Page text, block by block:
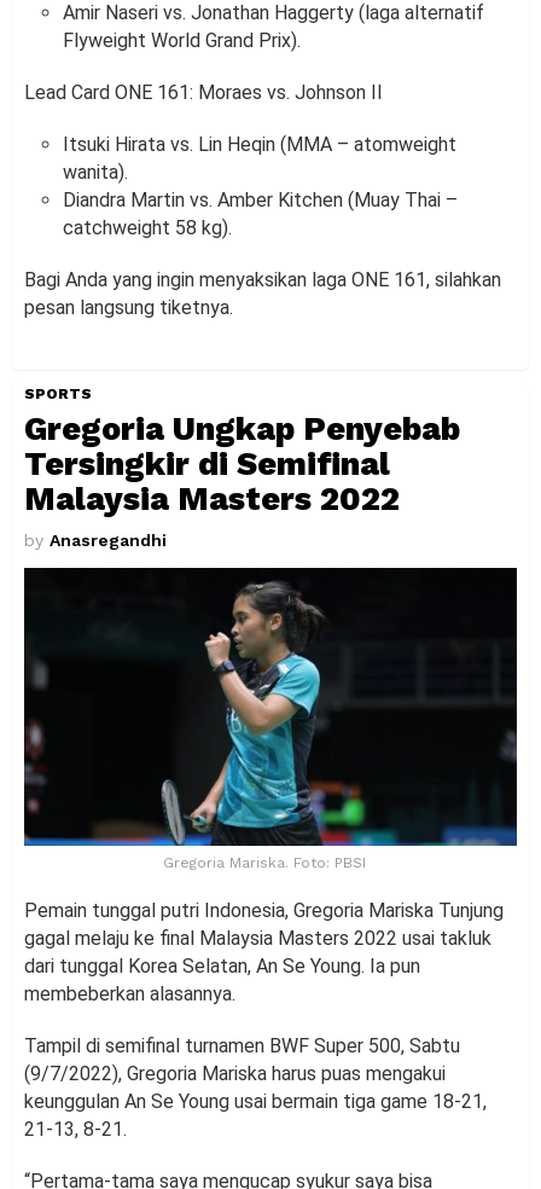
Amir Naseri vs. Jonathan Haggerty (laga alternatif
Flyweight World Grand Prix).
Lead Card ONE 161: Moraes vs. Johnson II
Itsuki Hirata vs. Lin Heqin (MMA – atomweight
wanita).
Diandra Martin vs. Amber Kitchen (Muay Thai –
catchweight 58 kg).
Bagi Anda yang ingin menyaksikan laga ONE 161, silahkan
pesan langsung tiketnya.
SPORTS
Gregoria Ungkap Penyebab
Tersingkir di Semifinal
Malaysia Masters 2022
by Anasregandhi
Gregoria Mariska. Foto: PBSI
Pemain tunggal putri Indonesia, Gregoria Mariska Tunjung
gagal melaju ke final Malaysia Masters 2022 usai takluk
dari tunggal Korea Selatan, An Se Young. Ia pun
membeberkan alasannya.
Tampil di semifinal turnamen BWF Super 500, Sabtu
(9/7/2022), Gregoria Mariska harus puas mengakui
keunggulan An Se Young usai bermain tiga game 18-21,
21-13, 8-21.
“Pertama-tama saya mengucap syukur saya bisa